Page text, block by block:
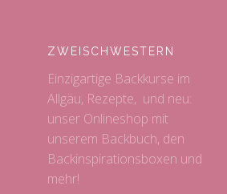
ZWEISCHWESTERN
Einzigartige Backkurse im
Allgäu, Rezepte, und neu:
unser Onlineshop mit
unserem Backbuch, den
Backinspirationsboxen und
mehr!